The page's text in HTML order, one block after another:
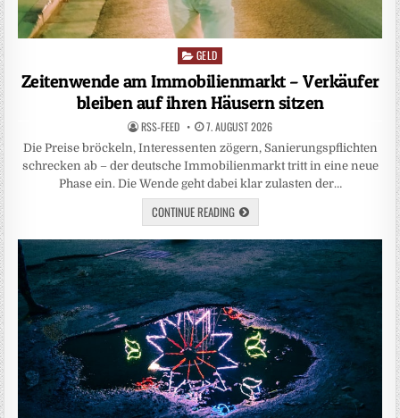
Posted
GELD
Zeitenwende am Immobilienmarkt – Verkäufer
bleiben auf ihren Häusern sitzen
RSS-FEED 7. AUGUST 2026
Die Preise bröckeln, Interessenten zögern, Sanierungspflichten
schrecken ab – der deutsche Immobilienmarkt tritt in eine neue
Phase ein. Die Wende geht dabei klar zulasten der…
CONTINUE READING